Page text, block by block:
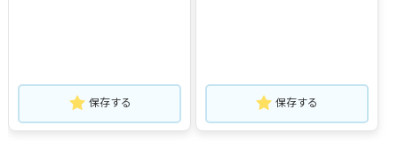
保存する 保存する